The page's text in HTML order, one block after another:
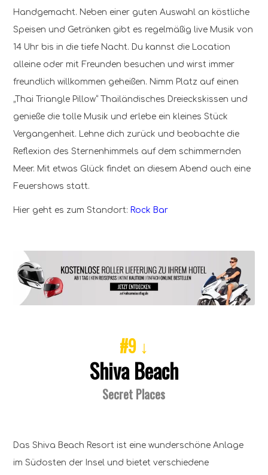
Handgemacht. Neben einer guten Auswahl an köstliche
Speisen und Getränken gibt es regelmäßig live Musik von
14 Uhr bis in die tiefe Nacht. Du kannst die Location
alleine oder mit Freunden besuchen und wirst immer
freundlich willkommen geheißen. Nimm Platz auf einen
„Thai Triangle Pillow“ Thailändisches Dreieckskissen und
genieße die tolle Musik und erlebe ein kleines Stück
Vergangenheit. Lehne dich zurück und beobachte die
Reflexion des Sternenhimmels auf dem schimmernden
Meer. Mit etwas Glück findet an diesem Abend auch eine
Feuershows statt.
Hier geht es zum Standort: Rock Bar
#9 ↓
Shiva Beach
Secret Places
Das Shiva Beach Resort ist eine wunderschöne Anlage
im Südosten der Insel und bietet verschiedene